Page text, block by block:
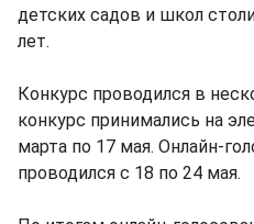
детских садов и школ
лет.
Конкурс проводился в
конкурс принимались на
марта по 17 мая. Онлайн-
проводился с 18 по 24 мая.